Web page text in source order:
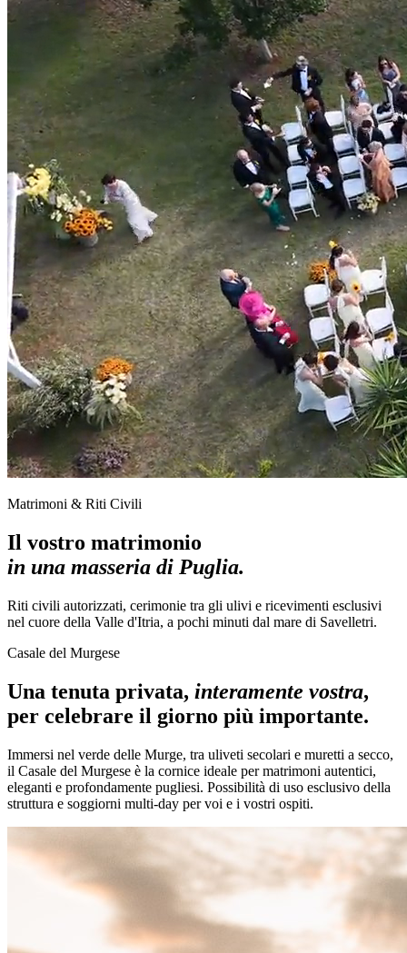
Matrimoni & Riti Civili
Il vostro matrimonio
in una masseria di Puglia.
Riti civili autorizzati, cerimonie tra gli ulivi e ricevimenti esclusivi
nel cuore della Valle d'Itria, a pochi minuti dal mare di Savelletri.
Casale del Murgese
Una tenuta privata, interamente vostra,
per celebrare il giorno più importante.
Immersi nel verde delle Murge, tra uliveti secolari e muretti a secco,
il Casale del Murgese è la cornice ideale per matrimoni autentici,
eleganti e profondamente pugliesi. Possibilità di uso esclusivo della
struttura e soggiorni multi-day per voi e i vostri ospiti.